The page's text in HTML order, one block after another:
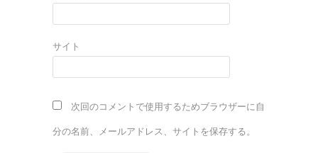
サイト
次回のコメントで使用するためブラウザーに自
分の名前、メールアドレス、サイトを保存する。